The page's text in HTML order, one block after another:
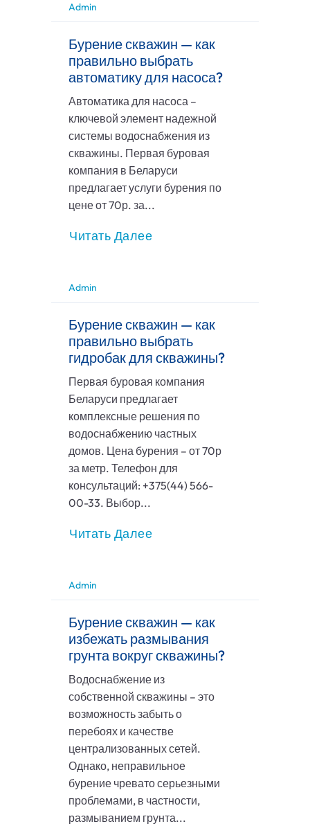
Admin
Бурение скважин — как
правильно выбрать
автоматику для насоса?
Автоматика для насоса –
ключевой элемент надежной
системы водоснабжения из
скважины. Первая буровая
компания в Беларуси
предлагает услуги бурения по
цене от 70р. за...
Читать Далее
Admin
Бурение скважин — как
правильно выбрать
гидробак для скважины?
Первая буровая компания
Беларуси предлагает
комплексные решения по
водоснабжению частных
домов. Цена бурения – от 70р
за метр. Телефон для
консультаций: +375(44) 566-
00-33. Выбор...
Читать Далее
Admin
Бурение скважин — как
избежать размывания
грунта вокруг скважины?
Водоснабжение из
собственной скважины – это
возможность забыть о
перебоях и качестве
централизованных сетей.
Однако, неправильное
бурение чревато серьезными
проблемами, в частности,
размыванием грунта...